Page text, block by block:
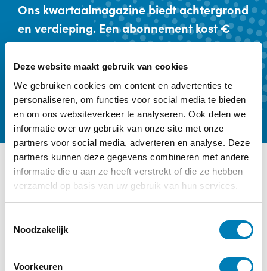
Deze website maakt gebruik van cookies
We gebruiken cookies om content en advertenties te
personaliseren, om functies voor social media te bieden
en om ons websiteverkeer te analyseren. Ook delen we
informatie over uw gebruik van onze site met onze
partners voor social media, adverteren en analyse. Deze
partners kunnen deze gegevens combineren met andere
informatie die u aan ze heeft verstrekt of die ze hebben
verzameld op basis van uw gebruik van hun services.
Noodzakelijk
Voorkeuren
Ons kwartaalmagazine biedt achtergrond
en verdieping. Een abonnement kost €
59,- per jaar.
Kennismaken Abonneren
Ander interessant nieuws
Categorie:Geen categorie